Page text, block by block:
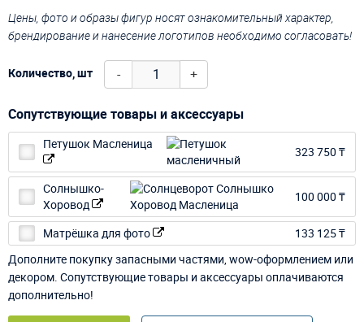
Цены, фото и образы фигур носят ознакомительный характер,
брендирование и нанесение логотипов необходимо согласовать!
Количество, шт - +
Сопутствующие товары и аксессуары
Петушок Масленица
323 750 ₸
Солнышко-
Хоровод
100 000 ₸
Матрёшка для фото
133 125 ₸
Дополните покупку запасными частями, wow-оформлением или
декором. Сопутствующие товары и аксессуары оплачиваются
дополнительно!